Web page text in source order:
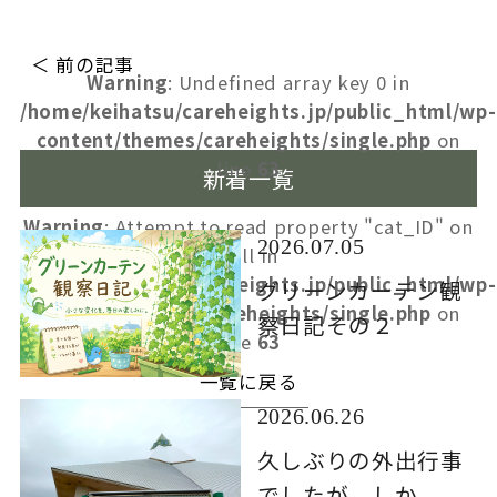
＜ 前の記事
Warning: Undefined array key 0 in
/home/keihatsu/careheights.jp/public_html/wp-
content/themes/careheights/single.php on
line
63
Warning: Attempt to read property "cat_ID" on
null in
/home/keihatsu/careheights.jp/public_html/wp-
content/themes/careheights/single.php on
line 63
一覧に戻る
新着一覧
2026.07.05
グリーンカーテン観
察日記その２
2026.06.26
久しぶりの外出行事